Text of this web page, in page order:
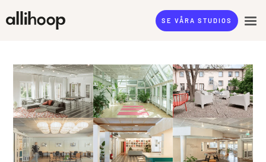
SE VÅRA STUDIOS